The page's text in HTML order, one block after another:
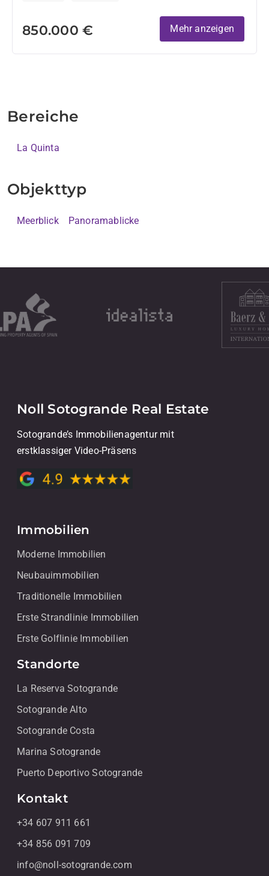
850.000 € Mehr anzeigen
Bereiche
La Quinta
Objekttyp
Meerblick Panoramablicke
Noll Sotogrande Real Estate
Sotogrande’s Immobilienagentur mit
erstklassiger Video-Präsens
Immobilien
Moderne Immobilien
Neubauimmobilien
Traditionelle Immobilien
Erste Strandlinie Immobilien
Erste Golflinie Immobilien
Standorte
La Reserva Sotogrande
Sotogrande Alto
Sotogrande Costa
Marina Sotogrande
Puerto Deportivo Sotogrande
Kontakt
+34 607 911 661
+34 856 091 709
info@noll-sotogrande.com